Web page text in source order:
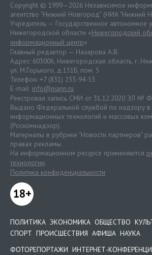
Copyright © 1999—2026 Независимое
агентство "Нижний Новгород" (НИА "Нижний
Учредитель — Государственное автономное
Нижегородской области «Нижегородский
информационный центр»
Главный редактор — Назарова А.В.
Адрес: 603006, Нижегородская область, г.
ул. М.Горького, д.151Б, пом. 5
Телефон: +7 (831) 233-94-53
E-mail: info@niann.ru
Реестровая запись СМИ от 31.12.2020 ЭЛ №
Выдано Федеральной службой по надзору в
информационных технологий и массовых
(Роскомнадзор).
Материалы в рубрике "Новости партнеров"
правах рекламы.
На информационном ресурсе применяются
технологии.
Политика конфиденциальности
18+
ПОЛИТИКА ЭКОНОМИКА ОБЩЕСТВО
СПОРТ ПРОИСШЕСТВИЯ АФИША НАУКА
ФОТОРЕПОРТАЖИ ИНТЕРНЕТ-